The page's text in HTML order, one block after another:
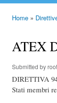
Home »
ATEX
Submitted byroot
DIRETTIVA
Stati membri